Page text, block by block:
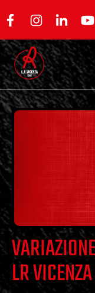
LR VICENZA